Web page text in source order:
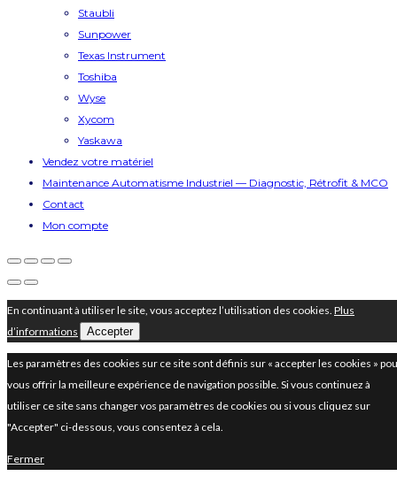
Staubli
Sunpower
Texas Instrument
Toshiba
Wyse
Xycom
Yaskawa
Vendez votre matériel
Maintenance Automatisme Industriel — Diagnostic, Rétrofit & MCO
Contact
Mon compte
En continuant à utiliser le site, vous acceptez l’utilisation des cookies. Plus
d’informations
Accepter
Les paramètres des cookies sur ce site sont définis sur « accepter les cookies »
vous offrir la meilleure expérience de navigation possible. Si vous continuez à
utiliser ce site sans changer vos paramètres de cookies ou si vous cliquez sur
"Accepter" ci-dessous, vous consentez à cela.
Fermer